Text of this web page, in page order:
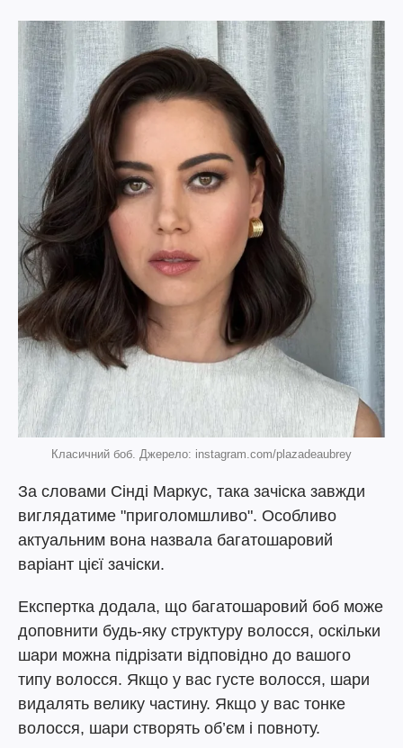
Класичний боб. Джерело: instagram.com/plazadeaubrey
За словами Сінді Маркус, така зачіска завжди
виглядатиме "приголомшливо". Особливо
актуальним вона назвала багатошаровий
варіант цієї зачіски.
Експертка додала, що багатошаровий боб може
доповнити будь-яку структуру волосся, оскільки
шари можна підрізати відповідно до вашого
типу волосся. Якщо у вас густе волосся, шари
видалять велику частину. Якщо у вас тонке
волосся, шари створять об’єм і повноту.